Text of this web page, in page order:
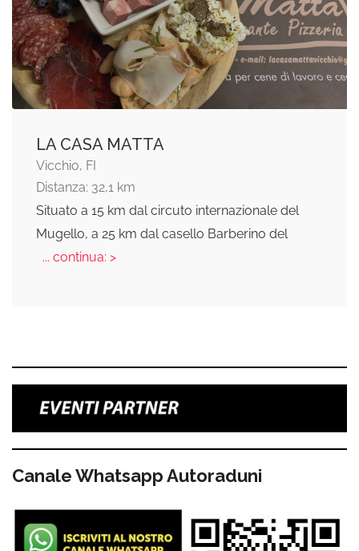
LA CASA MATTA
Vicchio, FI
Distanza: 32,1 km
Situato a 15 km dal circuto internazionale del
Mugello, a 25 km dal casello Barberino del
... continua: >
Canale Whatsapp Autoraduni